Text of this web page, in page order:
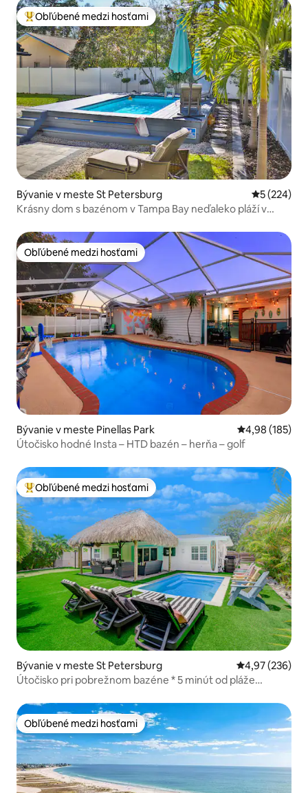
Najobľúbenejšie medzi hosťami
Obľúbené medzi hosťami
Bývanie v meste St Petersburg Priemerné
5 (224)
Krásny dom s bazénom v Tampa Bay neďaleko pláží v
Obľúbené medzi hosťami
Obľúbené medzi hosťami
Bývanie v meste Pinellas Park Priemerné
4,98 (185)
Útočisko hodné Insta – HTD bazén – herňa – golf
Najobľúbenejšie medzi hosťami
Obľúbené medzi hosťami
Bývanie v meste St Petersburg Priemerné
4,97 (236)
Útočisko pri pobrežnom bazéne * 5 minút od pláže
Obľúbené medzi hosťami
Obľúbené medzi hosťami